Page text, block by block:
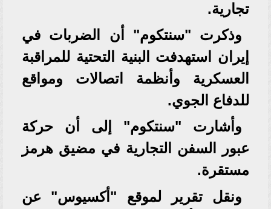
تجارية.
وذكرت "سنتكوم" أن الضربات في
إيران استهدفت البنية التحتية للمراقبة
العسكرية وأنظمة اتصالات ومواقع
للدفاع الجوي.
وأشارت "سنتكوم" إلى أن حركة
عبور السفن التجارية في مضيق هرمز
مستقرة.
ونقل ‌تقرير لموقع "أكسيوس" عن